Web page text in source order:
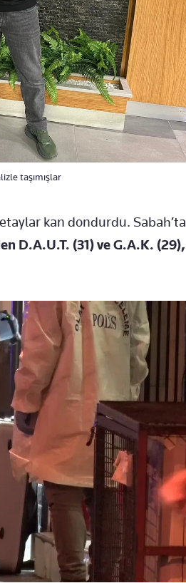
taşımışlar
kan dondurdu. Sabah’ta
D.A.U.T. (31) ve G.A.K. (29),